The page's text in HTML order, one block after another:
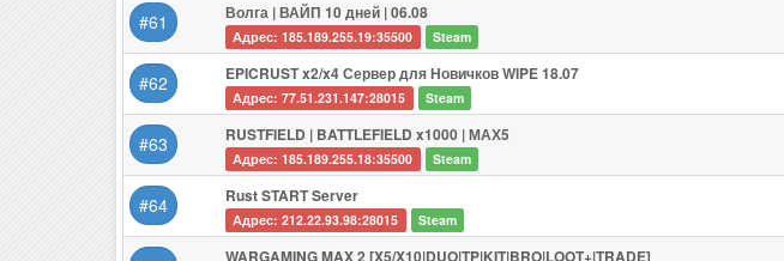
#61 Волга | ВАЙП 10 дней | 06.08
Адрес: 185.189.255.19:35500 Steam
#62 EPICRUST x2/x4 Сервер для Новичков WIPE 18.07
Адрес: 77.51.231.147:28015 Steam
#63 RUSTFIELD | BATTLEFIELD x1000 | МАХ5
Адрес: 185.189.255.18:35500 Steam
#64 Rust START Server
Адрес: 212.22.93.98:28015 Steam
WARGAMING MAX 2 [X5/X10|DUO|TP|KIT|BRO|LOOT+|TRADE]